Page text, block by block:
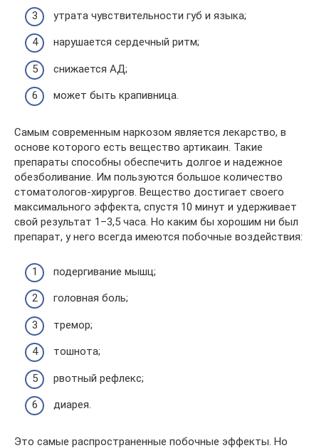
утрата чувствительности губ и языка;
нарушается сердечный ритм;
снижается АД;
может быть крапивница.
Самым современным наркозом является лекарство, в
основе которого есть вещество артикаин. Такие
препараты способны обеспечить долгое и надежное
обезболивание. Им пользуются большое количество
стоматологов-хирургов. Вещество достигает своего
максимального эффекта, спустя 10 минут и удерживает
свой результат 1–3,5 часа. Но каким бы хорошим ни был
препарат, у него всегда имеются побочные воздействия:
подергивание мышц;
головная боль;
тремор;
тошнота;
рвотный рефлекс;
диарея.
Это самые распространенные побочные эффекты. Но